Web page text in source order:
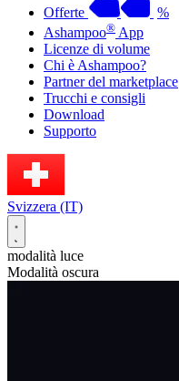
Offerte
%
Ashampoo® App
Licenze di volume
Chi è Ashampoo?
Partner del marketplace
Trucchi e consigli
Download
Supporto
Svizzera (IT)
modalità luce
Modalità oscura